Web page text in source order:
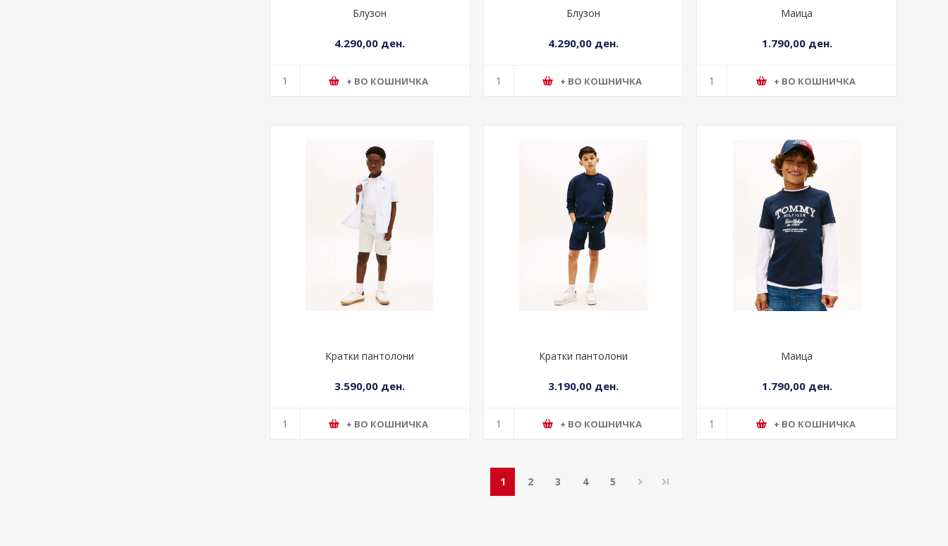
Блузон
4.290,00 ден.
+ ВО КОШНИЧКА
Блузон
4.290,00 ден.
+ ВО КОШНИЧКА
Маица
1.790,00 ден.
+ ВО КОШНИЧКА
Кратки пантолони
3.590,00 ден.
+ ВО КОШНИЧКА
Кратки пантолони
3.190,00 ден.
+ ВО КОШНИЧКА
Маица
1.790,00 ден.
+ ВО КОШНИЧКА
1 2 3 4 5